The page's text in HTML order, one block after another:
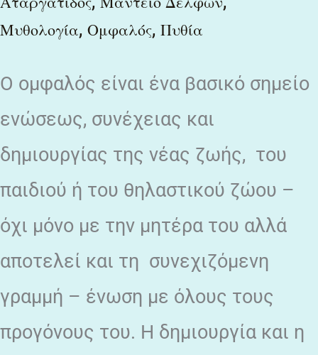
Μυθολογία, Ομφαλός, Πυθία
Ο ομφαλός είναι ένα βασικό σημείο
ενώσεως, συνέχειας και
δημιουργίας της νέας ζωής, του
παιδιού ή του θηλαστικού ζώου –
όχι μόνο με την μητέρα του αλλά
αποτελεί και τη συνεχιζόμενη
γραμμή – ένωση με όλους τους
προγόνους του. Η δημιουργία και η